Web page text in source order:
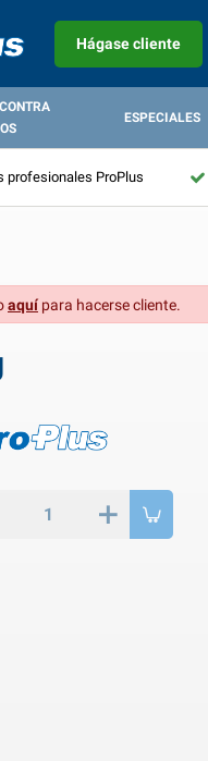
Hágase cliente
ESPECIALES
profesionales ProPlus
aquípara hacerse cliente.